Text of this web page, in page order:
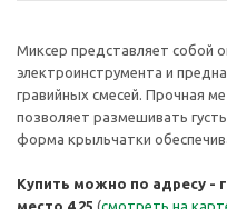
Миксер представляет собой
электроинструмента и
гравийных смесей. Прочная
позволяет размешивать
форма крыльчатки
Купить можно по адресу -
место 4.25 (смотреть на